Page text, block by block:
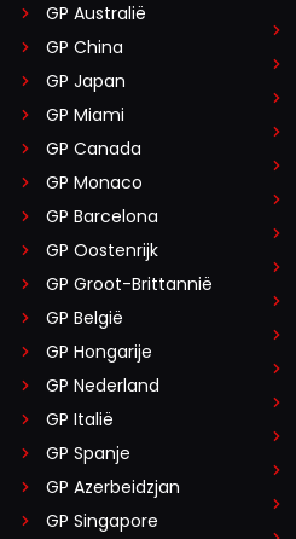
GP Australië
GP China
GP Japan
GP Miami
GP Canada
GP Monaco
GP Barcelona
GP Oostenrijk
GP Groot-Brittannië
GP België
GP Hongarije
GP Nederland
GP Italië
GP Spanje
GP Azerbeidzjan
GP Singapore